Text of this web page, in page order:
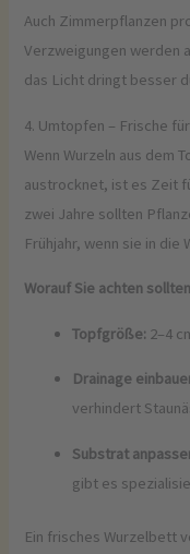
Auch Zimmerpflanzen
Verzweigungen werden
das Licht dringt besser
4. Umtopfen – Frische
Wenn Wurzeln aus dem
austrocknet, ist es Zeit
zwei Jahre sollten
Frühjahr, wenn sie in die
Worauf Sie achten
Topfgröße: 2–4
Drainage
verhindert
Substrat
gibt es
Ein frisches Wurzelbett